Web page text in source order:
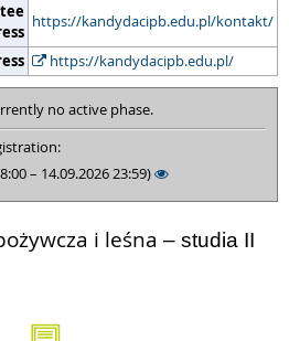
https://kandydacipb.edu.pl/kontakt/
https://kandydacipb.edu.pl/
no active phase.
– 14.09.2026 23:59)
i leśna – studia II